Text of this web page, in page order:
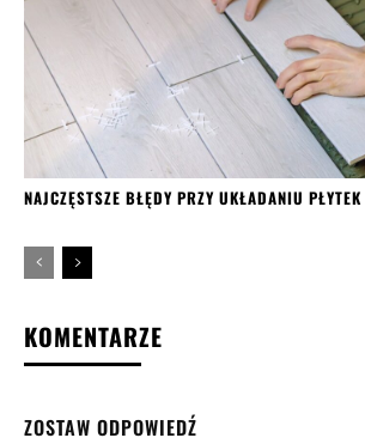
NAJCZĘSTSZE BŁĘDY PRZY UKŁADANIU
KOMENTARZE
ZOSTAW ODPOWIEDŹ